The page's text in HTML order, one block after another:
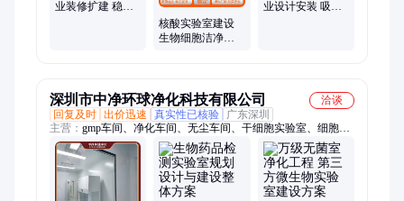
业装修扩建 稳定
核酸实验室建设
生物细胞洁净室
业设计安装 吸音
深圳市中净环球净化科技有限公司
洽谈
回复及时 出价迅速 真实性已核验
广东深圳
主营： gmp车间、净化车间、无尘车间、干细胞实验室、细胞实
验室、微生物实验室、洁净实验室、无菌实验室、百级洁净室、
三类医疗器械车间、净化工程装修、无尘室、洁净车间、洁净厂
房、无菌室、无菌车间厂房、二类医疗器械车间、净化厂房、
GMP厂房、诊断试剂车间厂房、无尘厂房、一类医疗器械车